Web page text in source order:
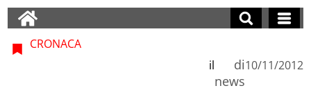
CRONACA
di
news
il 10/11/2012